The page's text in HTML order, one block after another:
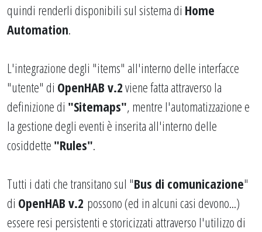
quindi renderli disponibili sul sistema di Home
Automation.
L'integrazione degli "items" all'interno delle interfacce
"utente" di OpenHAB v.2viene fatta attraverso la
definizione di "Sitemaps", mentre l'automatizzazione e
la gestione degli eventi è inserita all'interno delle
cosiddette "Rules".
Tutti i dati che transitano sul "Bus di comunicazione"
di OpenHAB v.2 possono (ed in alcuni casi devono...)
essere resi persistenti e storicizzati attraverso l'utilizzo di